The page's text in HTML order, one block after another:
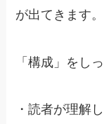
が出てきます。
「構成」をし
・読者が理解